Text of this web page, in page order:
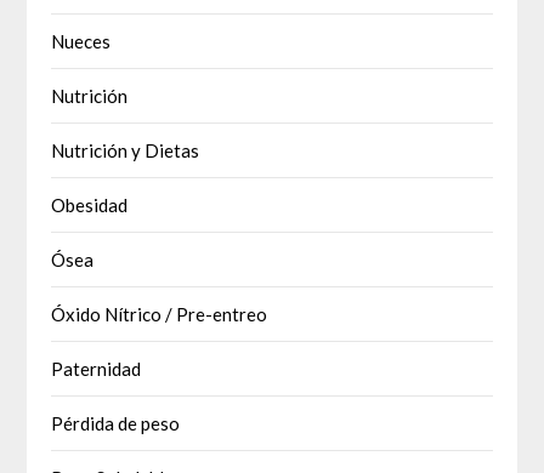
Nueces
Nutrición
Nutrición y Dietas
Obesidad
Ósea
Óxido Nítrico / Pre-entreo
Paternidad
Pérdida de peso